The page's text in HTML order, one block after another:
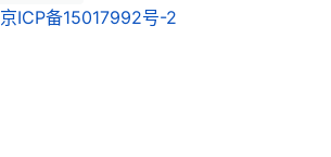
京ICP备15017992号-2